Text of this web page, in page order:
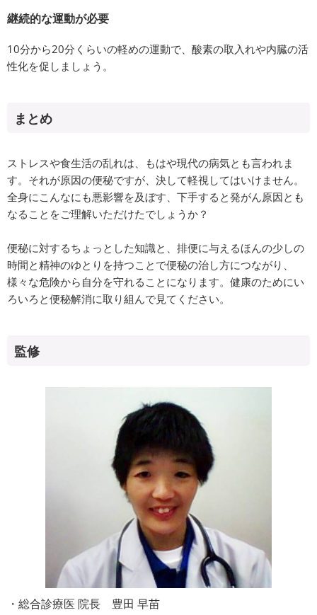
継続的な運動が必要
10分から20分くらいの軽めの運動で、酸素の取入れや内臓の活
性化を促しましょう。
まとめ
ストレスや食生活の乱れは、もはや現代の病気とも言われま
す。それが原因の便秘ですが、決して軽視してはいけません。
全身にこんなにも悪影響を及ぼす、下手すると発がん原因とも
なることをご理解いただけたでしょうか？
便秘に対するちょっとした知識と、排便に与えるほんの少しの
時間と精神のゆとりを持つことで便秘の治し方につながり、
様々な危険から自分を守れることになります。健康のためにい
ろいろと便秘解消に取り組んで見てください。
監修
・総合診療医 院長 豊田 早苗